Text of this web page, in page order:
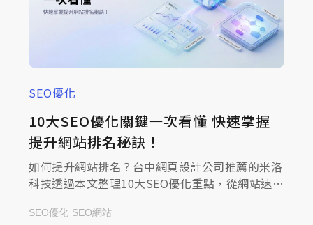
SEO優化
10大SEO優化關鍵一次看懂 快速掌握
提升網站排名秘訣！
如何提升網站排名？台中網頁設計公司推薦的米洛
科技透過本文整理10大SEO優化重點，從網站速度
SEO優化 SEO網站